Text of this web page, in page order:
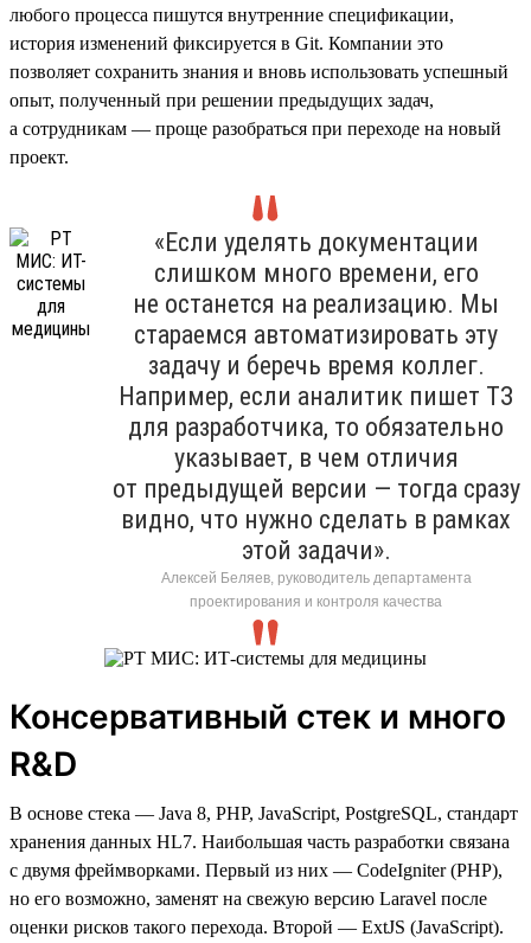
любого процесса пишутся внутренние спецификации,
история изменений фиксируется в Git. Компании это
позволяет сохранить знания и вновь использовать успешный
опыт, полученный при решении предыдущих задач,
а сотрудникам — проще разобраться при переходе на новый
проект.
«Если уделять документации
слишком много времени, его
не останется на реализацию. Мы
стараемся автоматизировать эту
задачу и беречь время коллег.
Например, если аналитик пишет ТЗ
для разработчика, то обязательно
указывает, в чем отличия
от предыдущей версии — тогда сразу
видно, что нужно сделать в рамках
этой задачи».
Алексей Беляев, руководитель департамента
проектирования и контроля качества
Консервативный стек и много
R&D
В основе стека — Java 8, PHP, JavaScript, PostgreSQL, стандарт
хранения данных HL7. Наибольшая часть разработки связана
с двумя фреймворками. Первый из них — CodeIgniter (PHP),
но его возможно, заменят на свежую версию Laravel после
оценки рисков такого перехода. Второй — ExtJS (JavaScript).